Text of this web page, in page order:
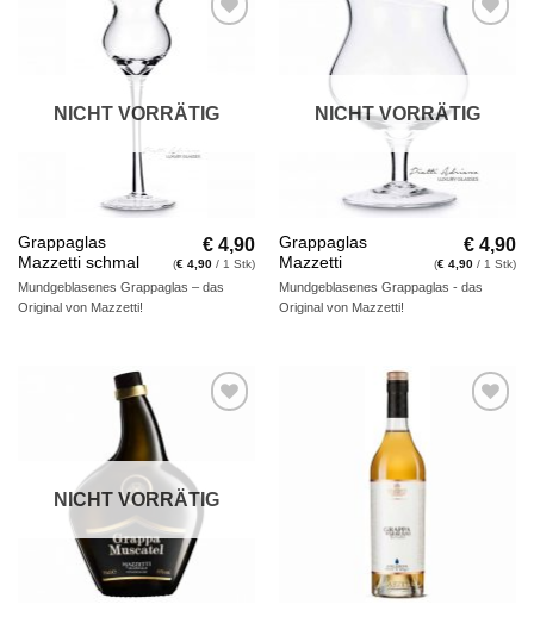
Wunschliste
NICHT VORRÄTIG
Grappaglas
Mazzetti schmal
€ 4,90
(€ 4,90 / 1 Stk)
Mundgeblasenes Grappaglas – das
Original von Mazzetti!
Auf die
Wunschliste
NICHT VORRÄTIG
Grappaglas
Mazzetti
€ 4,90
(€ 4,90 / 1 Stk)
Mundgeblasenes Grappaglas - das
Original von Mazzetti!
Wunschliste
NICHT VORRÄTIG